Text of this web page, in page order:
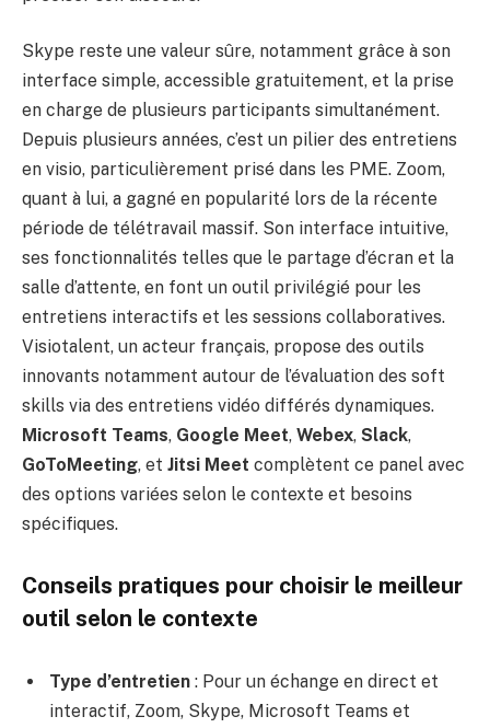
Skype reste une valeur sûre, notamment grâce à son
interface simple, accessible gratuitement, et la prise
en charge de plusieurs participants simultanément.
Depuis plusieurs années, c’est un pilier des entretiens
en visio, particulièrement prisé dans les PME. Zoom,
quant à lui, a gagné en popularité lors de la récente
période de télétravail massif. Son interface intuitive,
ses fonctionnalités telles que le partage d’écran et la
salle d’attente, en font un outil privilégié pour les
entretiens interactifs et les sessions collaboratives.
Visiotalent, un acteur français, propose des outils
innovants notamment autour de l’évaluation des soft
skills via des entretiens vidéo différés dynamiques.
Microsoft Teams, Google Meet, Webex, Slack,
GoToMeeting, et Jitsi Meet complètent ce panel avec
des options variées selon le contexte et besoins
spécifiques.
Conseils pratiques pour choisir le meilleur
outil selon le contexte
Type d’entretien : Pour un échange en direct et
interactif, Zoom, Skype, Microsoft Teams et